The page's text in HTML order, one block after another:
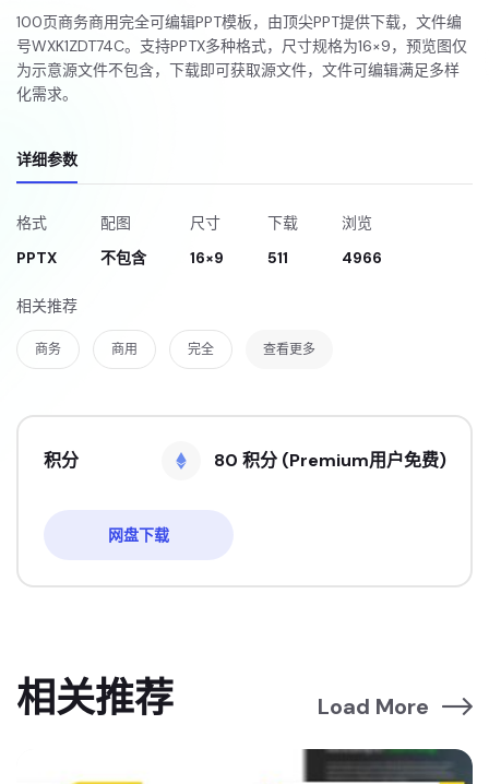
100页商务商用完全可编辑PPT模板，由顶尖PPT提供下载，文件编
号WXK1ZDT74C。支持PPTX多种格式，尺寸规格为16×9，预览图仅
为示意源文件不包含，下载即可获取源文件，文件可编辑满足多样
化需求。
详细参数
格式
PPTX
配图
不包含
尺寸
16×9
下载
511
浏览
4966
相关推荐
商务 商用 完全 查看更多
积分 80 积分 (Premium用户免费)
网盘下载
相关推荐 Load More